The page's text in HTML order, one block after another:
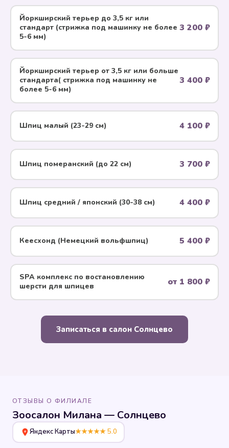
Йоркширский терьер до 3,5 кг или
стандарт (стрижка под машинку не более
5-6 мм)
3 200 ₽
Йоркширский терьер от 3,5 кг или больше
стандарта( стрижка под машинку не
более 5-6 мм)
3 400 ₽
Шпиц малый (23-29 см) 4 100 ₽
Шпиц померанский (до 22 см) 3 700 ₽
Шпиц средний / японский (30-38 см) 4 400 ₽
Кеесхонд (Немецкий вольфшпиц) 5 400 ₽
SPA комплекс по воcтановлению
шерсти для шпицев
от 1 800 ₽
Записаться в салон Солнцево
ОТЗЫВЫ О ФИЛИАЛЕ
Зоосалон Милана — Солнцево
Яндекс Карты★★★★★ 5.0